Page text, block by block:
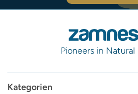
Pioneers in Natural
Kategorien